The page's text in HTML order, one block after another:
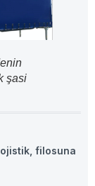
şasi
filosuna